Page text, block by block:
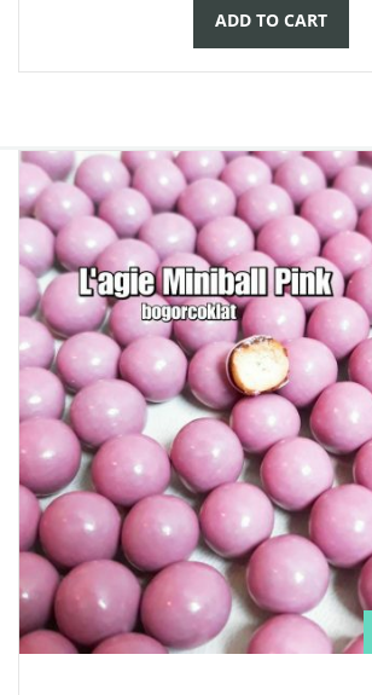
ADD TO CART